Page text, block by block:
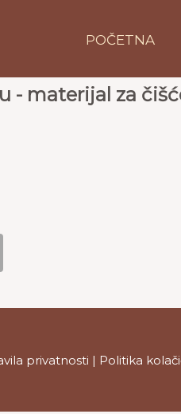
POČETNA
- materijal za
privatnosti | Politika